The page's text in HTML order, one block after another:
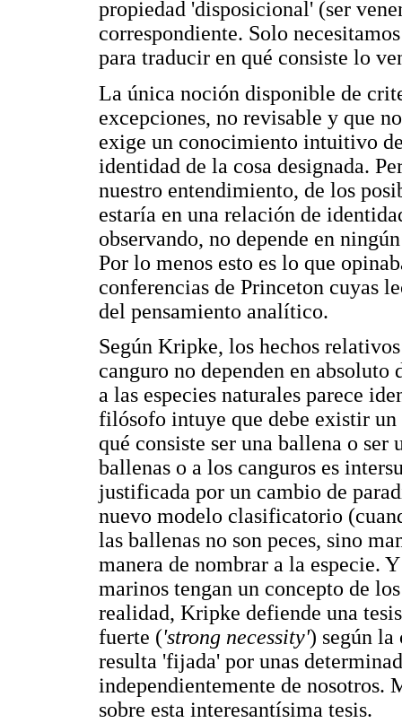
propiedad 'disposicional' (ser
correspondiente. Solo
para traducir en qué consiste lo
La única noción disponible de
excepciones, no revisable y que
exige un conocimiento intuitivo
identidad de la cosa designada.
nuestro entendimiento, de los
estaría en una relación de
observando, no depende en
Por lo menos esto es lo que
conferencias de Princeton cuyas
del pensamiento analítico.
Según Kripke, los hechos
canguro no dependen en
a las especies naturales parece
filósofo intuye que debe existir
qué consiste ser una ballena o
ballenas o a los canguros es
justificada por un cambio de
nuevo modelo clasificatorio
las ballenas no son peces, sino
manera de nombrar a la especie.
marinos tengan un concepto de
realidad, Kripke defiende una
fuerte ('strong necessity') según la
resulta 'fijada' por unas
independientemente de nosotros.
sobre esta interesantísima tesis.